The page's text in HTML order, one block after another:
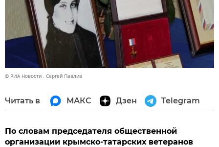
© РИА Новости . Сергей Павлив
Читать в МАКС Дзен Telegram
По словам председателя общественной
организации крымско-татарских ветеранов